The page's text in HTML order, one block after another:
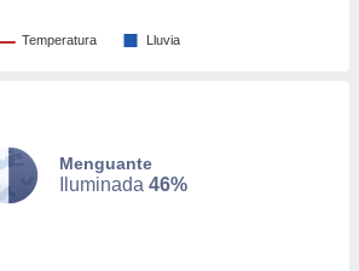
Temperatura Lluvia
Menguante
Iluminada 46%